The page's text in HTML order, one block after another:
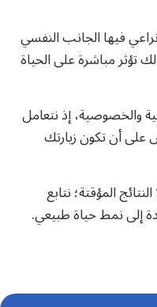
فيها الجانب النفسي
مباشرة على الحياة
والخصوصية، إذ نتعامل
أن تكون زيارتك
المؤقتة؛ نتابع
إلى نمط حياة طبيعي.